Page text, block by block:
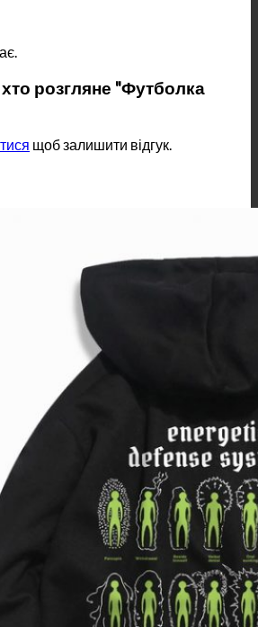
розгляне "Футболка
щоб залишити відгук.